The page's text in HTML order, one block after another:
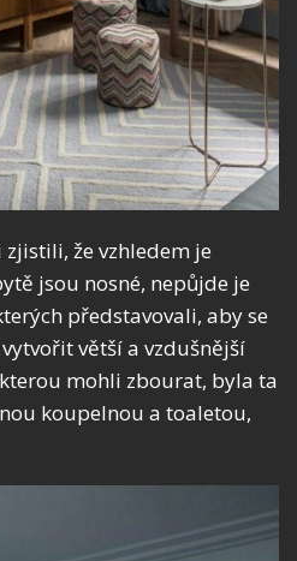
že vzhledem je
jsou nosné, nepůjde je
představovali, aby se
větší a vzdušnější
mohli zbourat, byla ta
koupelnou a toaletou,